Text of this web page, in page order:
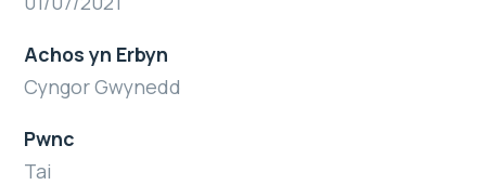
Achos yn Erbyn
Cyngor Gwynedd
Pwnc
Tai